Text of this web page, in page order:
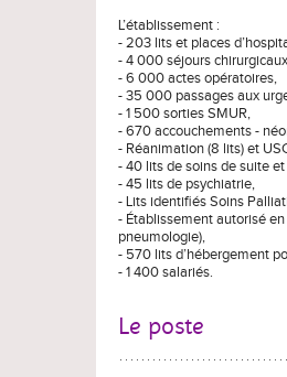
L’établissement :
- 203 lits et places
- 4 000 séjours
- 6 000 actes opératoires,
- 35 000 passages aux
- 1 500 sorties SMUR,
- 670 accouchements -
- Réanimation (8 lits) et
- 40 lits de soins de suite
- 45 lits de psychiatrie,
- Lits identifiés Soins
- Établissement autorisé
pneumologie),
- 570 lits d’hébergement
- 1 400 salariés.
Le poste